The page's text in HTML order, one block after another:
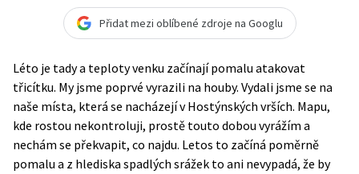
Přidat mezi oblíbené zdroje na Googlu
Léto je tady a teploty venku začínají pomalu atakovat
třicítku. My jsme poprvé vyrazili na houby. Vydali jsme se na
naše místa, která se nacházejí v Hostýnských vrších. Mapu,
kde rostou nekontroluji, prostě touto dobou vyrážím a
nechám se překvapit, co najdu. Letos to začíná poměrně
pomalu a z hlediska spadlých srážek to ani nevypadá, že by